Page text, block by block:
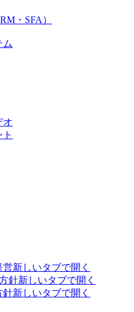
・SFA）
ム
オ
営新しいタブで開く
針新しいタブで開く
針新しいタブで開く